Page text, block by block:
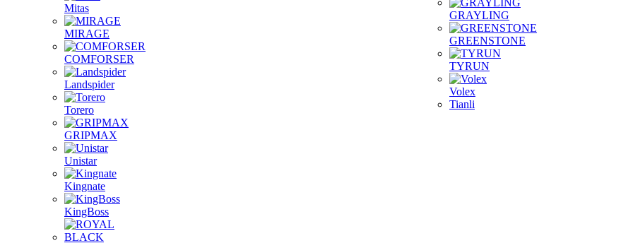
Mitas
MIRAGE
COMFORSER
Landspider
Torero
GRIPMAX
Unistar
Kingnate
KingBoss
GRAYLING
GREENSTONE
TYRUN
Volex
Tianli